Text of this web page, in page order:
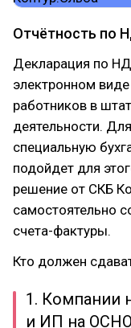
Отчётность по
Декларация по
электронном
работников в
деятельности.
специальную
подойдет для
решение от СКБ
самостоятельно
счета-фактуры.
Кто должен
1. Компании
и ИП на